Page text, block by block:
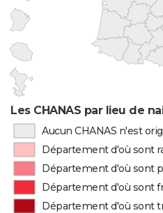
Les CHANAS par lieu de
Aucun CHANAS n'est
Département d'où sont
Département d'où sont
Département d'où sont
Département d'où sont